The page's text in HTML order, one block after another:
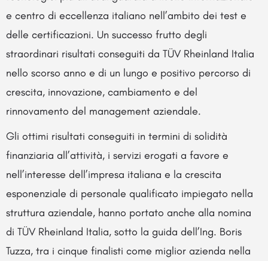
e centro di eccellenza italiano nell’ambito dei test e
delle certificazioni. Un successo frutto degli
straordinari risultati conseguiti da TÜV Rheinland Italia
nello scorso anno e di un lungo e positivo percorso di
crescita, innovazione, cambiamento e del
rinnovamento del management aziendale.
Gli ottimi risultati conseguiti in termini di solidità
finanziaria all’attività, i servizi erogati a favore e
nell’interesse dell’impresa italiana e la crescita
esponenziale di personale qualificato impiegato nella
struttura aziendale, hanno portato anche alla nomina
di TÜV Rheinland Italia, sotto la guida dell’Ing. Boris
Tuzza, tra i cinque finalisti come miglior azienda nella